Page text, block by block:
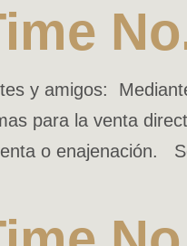
y amigos:
para la venta
o enajenación.